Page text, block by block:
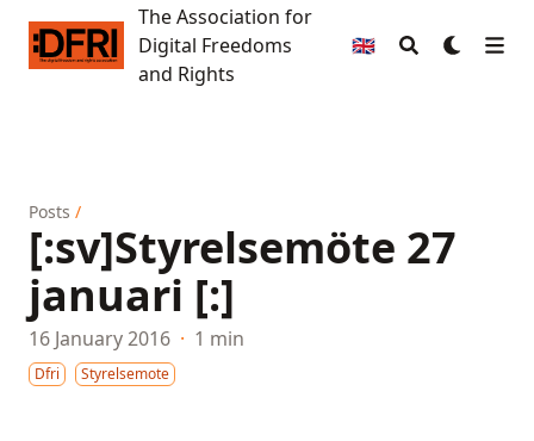
The Association for Digital Freedoms and Rights
The Association for
Digital Freedoms
and Rights
🇬🇧
Posts /
[:sv]Styrelsemöte 27
januari [:]
16 January 2016 · 1 min
Dfri Styrelsemote